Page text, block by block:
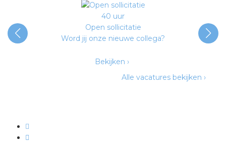
40 uur
Open sollicitatie
Word jij onze nieuwe collega?
Bekijken ›
Alle vacatures bekijken ›